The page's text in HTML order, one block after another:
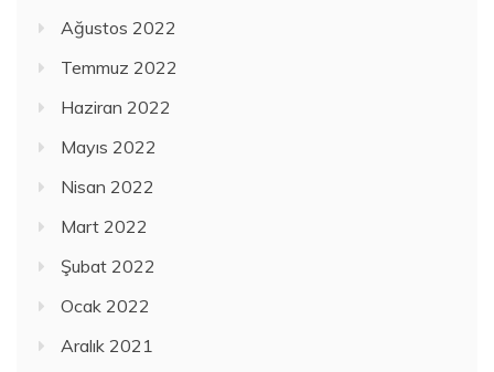
Ağustos 2022
Temmuz 2022
Haziran 2022
Mayıs 2022
Nisan 2022
Mart 2022
Şubat 2022
Ocak 2022
Aralık 2021